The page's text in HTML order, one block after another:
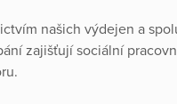
našich výdejen a
zajišťují sociální